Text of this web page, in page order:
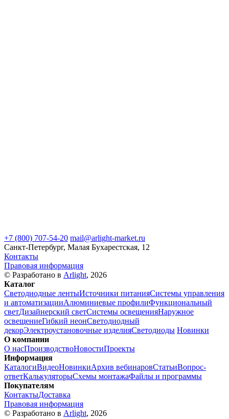
+7 (800) 707-54-20 mail@arlight-market.ru
Санкт-Петербург, Малая Бухарестская, 12
Контакты
Правовая информация
© Разработано в Arlight, 2026
Каталог
Светодиодные лентыИсточники питанияСистемы управления
и автоматизацииАлюминиевые профилиФункциональный
светДизайнерский светСистемы освещенияНаружное
освещениеГибкий неонСветодиодный
декорЭлектроустановочные изделияСветодиоды Новинки
О компании
О насПроизводствоНовостиПроекты
Информация
КаталогиВидеоНовинкиАрхив вебинаровСтатьиВопрос-
ответКалькуляторыСхемы монтажаФайлы и программы
Покупателям
КонтактыДоставка
Правовая информация
© Разработано в Arlight, 2026